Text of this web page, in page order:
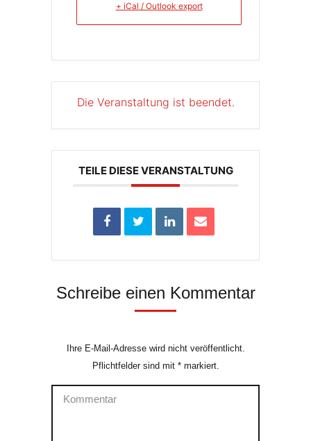
+ iCal / Outlook export
Die Veranstaltung ist beendet.
TEILE DIESE VERANSTALTUNG
Schreibe einen Kommentar
Ihre E-Mail-Adresse wird nicht veröffentlicht.
Pflichtfelder sind mit *markiert.
Kommentar